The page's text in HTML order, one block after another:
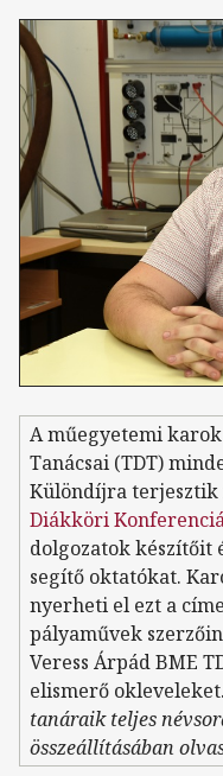
A műegyetemi
Tanácsai (TDT)
Különdíjra terjesztik
Diákköri
dolgozatok készítőit
segítő oktatókat.
nyerheti el ezt a
pályaművek
Veress Árpád BME
elismerő
tanáraik teljes
összeállításában